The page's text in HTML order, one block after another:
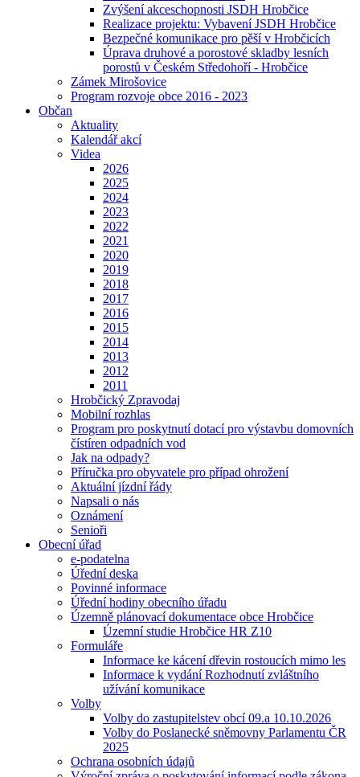
Zvýšení akceschopnosti JSDH Hrobčice
Realizace projektu: Vybavení JSDH Hrobčice
Bezpečné komunikace pro pěší v Hrobčicích
Úprava druhové a porostové skladby lesních
porostů v Českém Středohoří - Hrobčice
Zámek Mirošovice
Program rozvoje obce 2016 - 2023
Občan
Aktuality
Kalendář akcí
Videa
2026
2025
2024
2023
2022
2021
2020
2019
2018
2017
2016
2015
2014
2013
2012
2011
Hrobčický Zpravodaj
Mobilní rozhlas
Program pro poskytnutí dotací pro výstavbu domovních
čístíren odpadních vod
Jak na odpady?
Příručka pro obyvatele pro případ ohrožení
Aktuální jízdní řády
Napsali o nás
Oznámení
Senioři
Obecní úřad
e-podatelna
Úřední deska
Povinné informace
Úřední hodiny obecního úřadu
Územně plánovací dokumentace obce Hrobčice
Územní studie Hrobčice HR Z10
Formuláře
Informace ke kácení dřevin rostoucích mimo les
Informace k vydání Rozhodnutí zvláštního
užívání komunikace
Volby
Volby do zastupitelstev obcí 09.a 10.10.2026
Volby do Poslanecké sněmovny Parlamentu ČR
2025
Ochrana osobních údajů